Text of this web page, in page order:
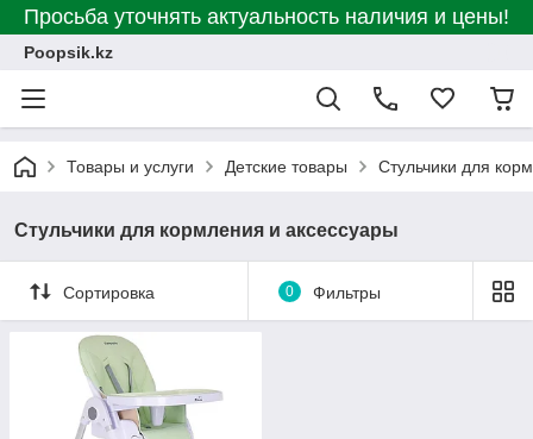
Просьба уточнять актуальность наличия и цены!
Poopsik.kz
Товары и услуги Детские товары Стульчики для
Стульчики для кормления и аксессуары
Сортировка 0 Фильтры